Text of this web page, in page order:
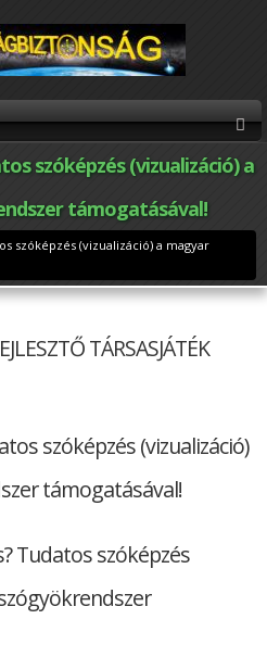
szóképzés (vizualizáció) a
támogatásával!
szóképzés (vizualizáció) a magyar
TÁRSASJÁTÉK
szóképzés (vizualizáció)
támogatásával!
Tudatos szóképzés